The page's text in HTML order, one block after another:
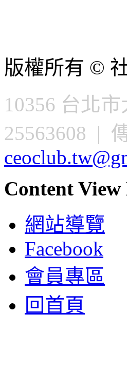
版權所有 ©
10356 台北
25563608 |
Content
網站導覽
Facebook
會員專區
回首頁